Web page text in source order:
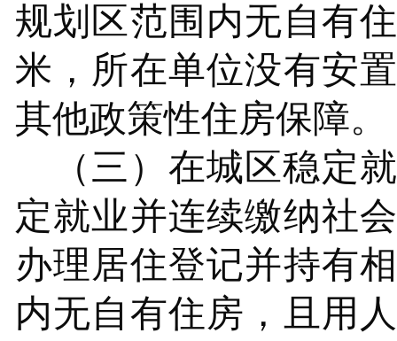
规划区范围内无自有
米，所在单位没有安
其他政策性住房保障。
（三）在城区稳定
定就业并连续缴纳社
办理居住登记并持有
内无自有住房，且用